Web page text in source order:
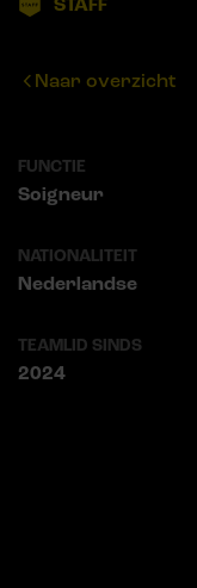
STAFF
Naar overzicht
FUNCTIE
Soigneur
NATIONALITEIT
Nederlandse
TEAMLID SINDS
2024